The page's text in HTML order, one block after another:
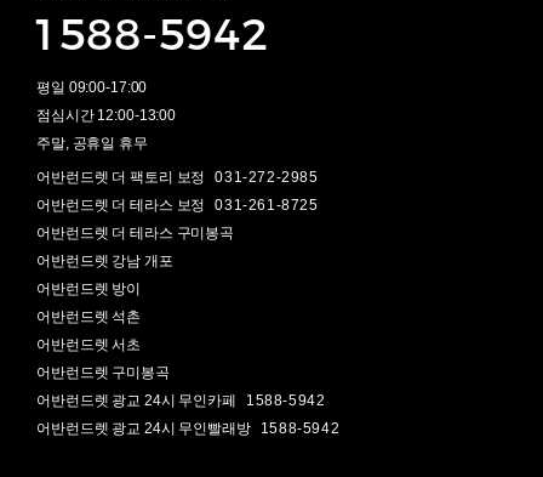
1588-5942
평일 09:00-17:00
점심시간 12:00-13:00
주말, 공휴일 휴무
어반런드렛 더 팩토리 보정
031-272-2985
어반런드렛 더 테라스 보정
031-261-8725
어반런드렛 더 테라스 구미봉곡
어반런드렛 강남 개포
어반런드렛 방이
어반런드렛 석촌
어반런드렛 서초
어반런드렛 구미봉곡
어반런드렛 광교 24시 무인카페
1588-5942
어반런드렛 광교 24시 무인빨래방
1588-5942